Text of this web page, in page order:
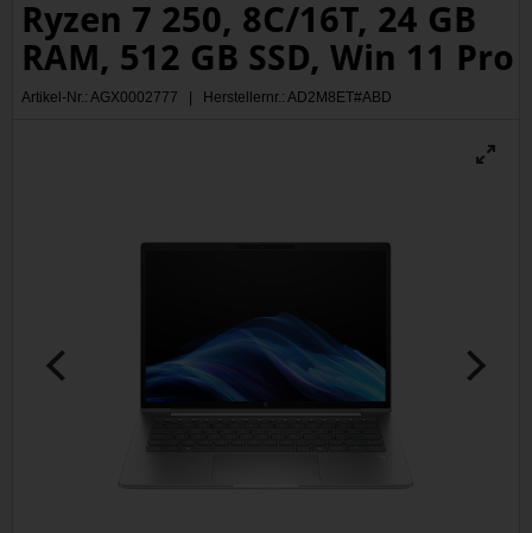
Ryzen 7 250, 8C/16T, 24 GB
RAM, 512 GB SSD, Win 11 Pro
Artikel-Nr.: AGX0002777 | Herstellernr.: AD2M8ET#ABD